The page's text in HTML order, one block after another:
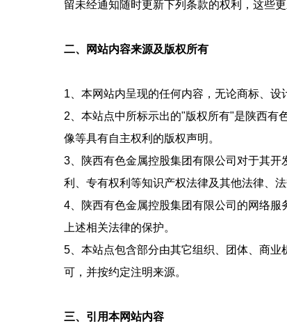
留未经通知随时更新下列条款的权利，这些更
二、网站内容来源及版权所有
1、本网站内呈现的任何内容，无论商标、
2、本站点中所标示出的"版权所有"是陕西有
像等具有自主权利的版权声明。
3、陕西有色金属控股集团有限公司对于其
利、专有权利等知识产权法律及其他法律、
4、陕西有色金属控股集团有限公司的网络
上述相关法律的保护。
5、本站点包含部分由其它组织、团体、商
可，并按约定注明来源。
三、引用本网站内容